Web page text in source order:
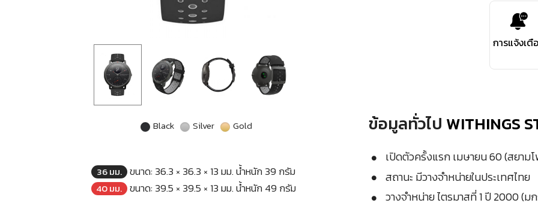
Black Silver Gold
36 มม. ขนาด: 36.3 × 36.3 × 13 มม. น้ำหนัก 39 กรัม
40 มม. ขนาด: 39.5 × 39.5 × 13 มม. น้ำหนัก 49 กรัม
การแจ้งเตื
ข้อมูลทั่วไป WITHINGS
เปิดตัวครั้งแรก เมษายน 60 (สยาม
สถานะ มีวางจำหน่ายในประเทศไทย
วางจำหน่าย ไตรมาสที่ 1 ปี 2000 (ม